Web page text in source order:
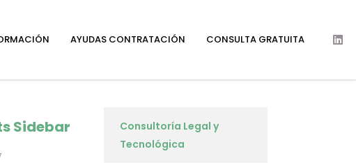
AYUDAS CONTRATACIÓN CONSULTA GRATUITA
Sidebar
Consultoría Legal y
Tecnológica